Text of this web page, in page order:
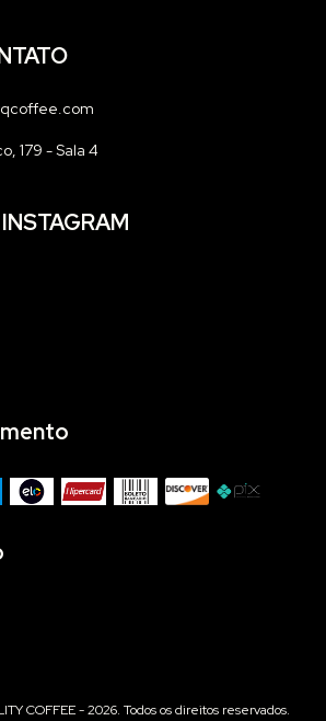
179 - Sala 4
COFFEE - 2026. Todos os direitos reservados.